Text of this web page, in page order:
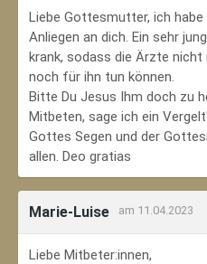
Liebe Gottesmutter, ich
Anliegen an dich. Ein sehr
krank, sodass die Ärzte
noch für ihn tun können.
Bitte Du Jesus Ihm doch zu
Mitbeten, sage ich ein
Gottes Segen und der
allen. Deo gratias
Marie-Luise am 11.04.2023
Liebe Mitbeter:innen,